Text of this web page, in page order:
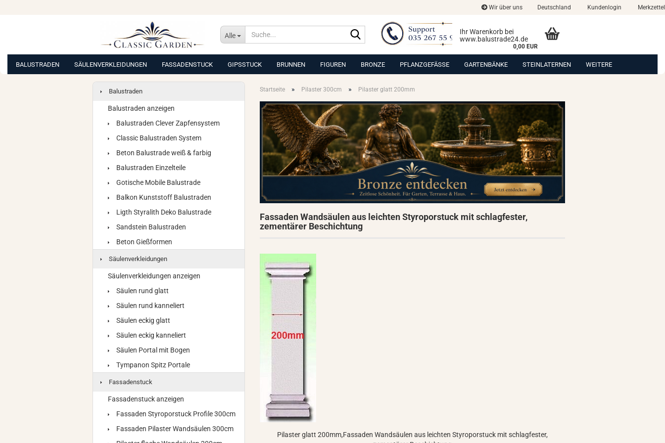
Wir über uns Deutschland Kundenlogin Merkzettel
Alle
Suche...
Ihr Warenkorb bei
www.balustrade24.de
0,00 EUR
BALUSTRADEN SÄULENVERKLEIDUNGEN FASSADENSTUCK GIPSSTUCK BRUNNEN FIGUREN BRONZE PFLANZGEFÄSSE GARTENBÄNKE STEINLATERNEN WEITERE
Startseite » Pilaster 300cm » Pilaster glatt 200mm
Fassaden Wandsäulen aus leichten Styroporstuck mit schlagfester,
zementärer Beschichtung
Pilaster glatt 200mm,Fassaden Wandsäulen aus leichten Styroporstuck mit schlagfester,
Balustraden
Balustraden anzeigen
Balustraden Clever Zapfensystem
Classic Balustraden System
Beton Balustrade weiß & farbig
Balustraden Einzelteile
Gotische Mobile Balustrade
Balkon Kunststoff Balustraden
Ligth Styralith Deko Balustrade
Sandstein Balustraden
Beton Gießformen
Säulenverkleidungen
Säulenverkleidungen anzeigen
Säulen rund glatt
Säulen rund kanneliert
Säulen eckig glatt
Säulen eckig kanneliert
Säulen Portal mit Bogen
Tympanon Spitz Portale
Fassadenstuck
Fassadenstuck anzeigen
Fassaden Styroporstuck Profile 300cm
Fassaden Pilaster Wandsäulen 300cm